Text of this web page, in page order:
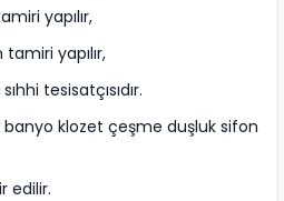
yapılır,
yapılır,
tesisatçısıdır.
klozet çeşme duşluk sifon
edilir.